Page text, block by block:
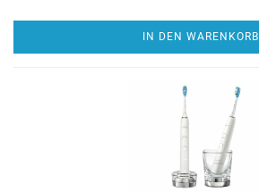
IN DEN WARENKORB